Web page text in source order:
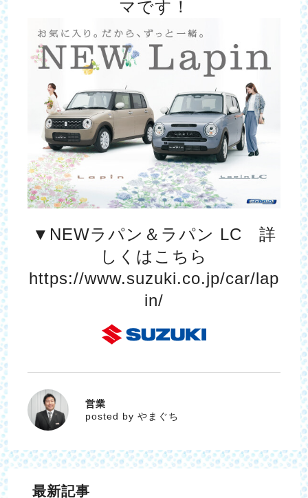
マです！
▼NEWラパン＆ラパン LC 詳
しくはこちら
https://www.suzuki.co.jp/car/lap
in/
やまぐち
営業
posted by やまぐち
最新記事